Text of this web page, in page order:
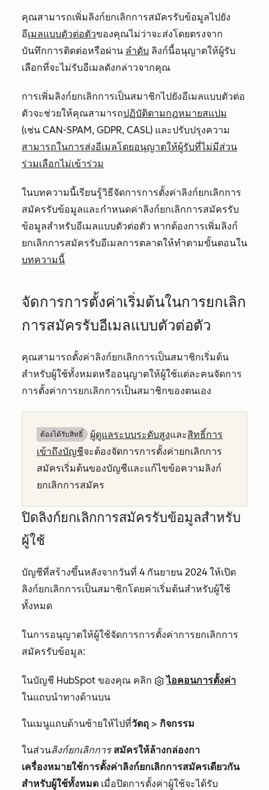
คุณสามารถเพิ่มลิงก์ยกเลิกการสมัครรับข้อมูลไปยัง
อีเมลแบบตัวต่อตัวของคุณไม่ว่าจะส่งโดยตรงจาก
บันทึกการติดต่อหรือผ่าน ลำดับ ลิงก์นี้อนุญาตให้ผู้รับ
เลือกที่จะไม่รับอีเมลดังกล่าวจากคุณ
การเพิ่มลิงก์ยกเลิกการเป็นสมาชิกไปยังอีเมลแบบตัวต่อ
ตัวจะช่วยให้คุณสามารถปฏิบัติตามกฎหมายสแปม
(เช่น CAN-SPAM, GDPR, CASL) และปรับปรุงความ
สามารถในการส่งอีเมลโดยอนุญาตให้ผู้รับที่ไม่มีส่วน
ร่วมเลือกไม่เข้าร่วม
ในบทความนี้เรียนรู้วิธีจัดการการตั้งค่าลิงก์ยกเลิกการ
สมัครรับข้อมูลและกำหนดค่าลิงก์ยกเลิกการสมัครรับ
ข้อมูลสำหรับอีเมลแบบตัวต่อตัว หากต้องการเพิ่มลิงก์
ยกเลิกการสมัครรับอีเมลการตลาดให้ทำตามขั้นตอนใน
บทความนี้
จัดการการตั้งค่าเริ่มต้นในการยกเลิก
การสมัครรับอีเมลแบบตัวต่อตัว
คุณสามารถตั้งค่าลิงก์ยกเลิกการเป็นสมาชิกเริ่มต้น
สำหรับผู้ใช้ทั้งหมดหรืออนุญาตให้ผู้ใช้แต่ละคนจัดการ
การตั้งค่าการยกเลิกการเป็นสมาชิกของตนเอง
ต้องได้รับสิทธิ์​ ผู้ดูแลระบบระดับสูงและสิทธิ์การ
เข้าถึงบัญชีจะต้องจัดการการตั้งค่ายกเลิกการ
สมัครเริ่มต้นของบัญชีและแก้ไขข้อความลิงก์
ยกเลิกการสมัคร
ปิดลิงก์ยกเลิกการสมัครรับข้อมูลสำหรับ
ผู้ใช้
บัญชีที่สร้างขึ้นหลังจากวันที่ 4 กันยายน 2024 ให้เปิด
ลิงก์ยกเลิกการเป็นสมาชิกโดยค่าเริ่มต้นสำหรับผู้ใช้
ทั้งหมด
ในการอนุญาตให้ผู้ใช้จัดการการตั้งค่าการยกเลิกการ
สมัครรับข้อมูล:
ในบัญชี HubSpot ของคุณ คลิก
ไอคอนการตั้งค่า
ในแถบนำทางด้านบน
ในเมนูแถบด้านซ้ายให้ไปที่วัตถุ > กิจกรรม
ในส่วนลิงก์ยกเลิกการ สมัครให้ล้างกล่องกา
เครื่องหมายใช้การตั้งค่าลิงก์ยกเลิกการสมัครเดียวกัน
สำหรับผู้ใช้ทั้งหมด เมื่อปิดการตั้งค่าผู้ใช้จะได้รับ